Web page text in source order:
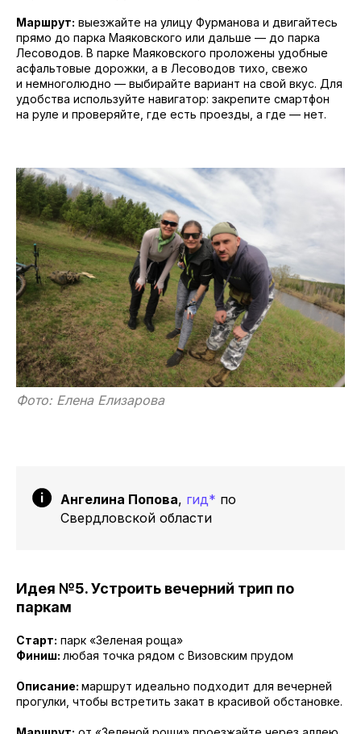
Маршрут: выезжайте на улицу Фурманова и двигайтесь
прямо до парка Маяковского или дальше — до парка
Лесоводов. В парке Маяковского проложены удобные
асфальтовые дорожки, а в Лесоводов тихо, свежо
и немноголюдно — выбирайте вариант на свой вкус. Для
удобства используйте навигатор: закрепите смартфон
на руле и проверяйте, где есть проезды, а где — нет.
Фото: Елена Елизарова
Ангелина Попова, гид* по
Свердловской области
Идея №5. Устроить вечерний трип по
паркам
Старт: парк «Зеленая роща»
Финиш: любая точка рядом с Визовским прудом
Описание: маршрут идеально подходит для вечерней
прогулки, чтобы встретить закат в красивой обстановке.